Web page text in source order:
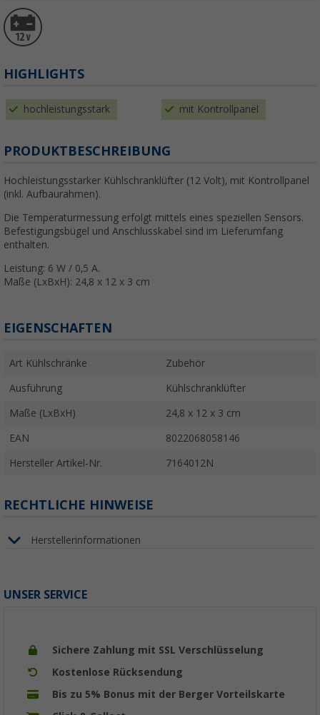
HIGHLIGHTS
hochleistungsstark mit Kontrollpanel
PRODUKTBESCHREIBUNG
Hochleistungsstarker Kühlschranklüfter (12 Volt), mit Kontrollpanel
(inkl. Aufbaurahmen).
Die Temperaturmessung erfolgt mittels eines speziellen Sensors.
Befestigungsbügel und Anschlusskabel sind im Lieferumfang
enthalten.
Leistung: 6 W / 0,5 A.
Maße (LxBxH): 24,8 x 12 x 3 cm
EIGENSCHAFTEN
Art Kühlschränke Zubehör
Ausführung Kühlschranklüfter
Maße (LxBxH) 24,8 x 12 x 3 cm
EAN 8022068058146
Hersteller Artikel-Nr. 7164012N
RECHTLICHE HINWEISE
Herstellerinformationen
UNSER SERVICE
Sichere Zahlung mit SSL Verschlüsselung
Kostenlose Rücksendung
Bis zu 5% Bonus mit der Berger Vorteilskarte